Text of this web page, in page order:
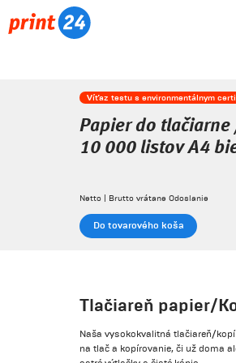
Víťaz testu s environmentálnym
Papier do
10 000 listov A4
Netto | Brutto vrátane Odoslanie
Do tovarového koša
Tlačiareň papier/
Naša vysokokvalitná tlačiareň/
na tlač a kopírovanie, či už doma